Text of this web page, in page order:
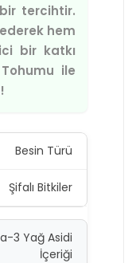
tercihtir.
hem
bir katkı
ile
Besin Türü
Şifalı Bitkiler
3 Yağ Asidi
İçeriği